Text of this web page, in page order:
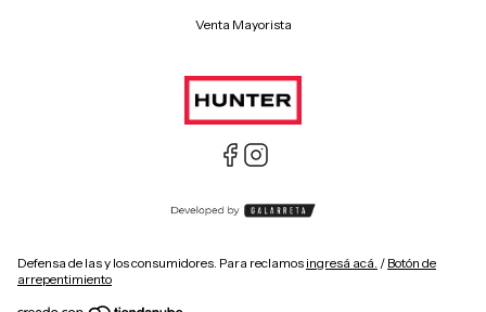
Venta Mayorista
Defensa de las y los consumidores. Para reclamos ingresá acá. / Botón de
arrepentimiento